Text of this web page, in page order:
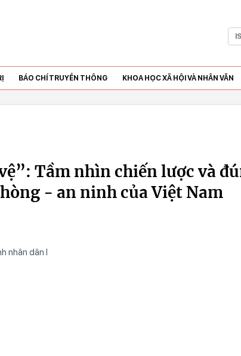
BÁO CHÍ TRUYỀN THÔNG KHOA HỌC XÃ HỘI VÀ NHÂN VĂN
Tầm nhìn chiến lược và
- an ninh của Việt Nam
nhân dân I